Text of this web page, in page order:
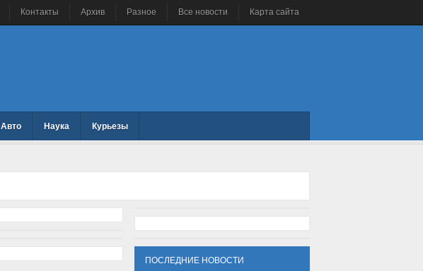
Контакты Архив Разное Все новости Карта сайта
Авто Наука Курьезы
ПОСЛЕДНИЕ НОВОСТИ